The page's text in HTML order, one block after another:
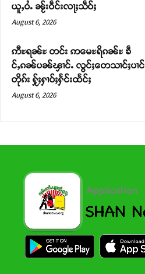
ယူႇဝႆႉ ၼႂ်းဝဵင်းလႃႈသဵဝ်ႈ
August 6, 2026
ဢီႊရၼ်ႊ တင်း ဢမေႊရိၵၼ်ႊ ၶဵ
င်ႇၵၼ်ပၼ်ၾၢင်ႉ လွင်ႈတေသၢင်ႈပၢင်
တိုၵ်း ႁႂ်ႈႁၢဝ်ႈႁႅင်းထႅင်ႈ
August 6, 2026